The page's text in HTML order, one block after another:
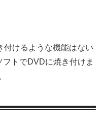
けるような機能はない
トでDVDに焼き付けま